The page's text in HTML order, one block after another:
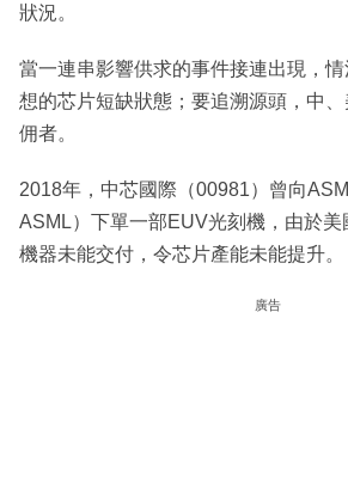
狀況。
當一連串影響供求的事件接連出現，
想的芯片短缺狀態；要追溯源頭，中
佣者。
2018年，中芯國際（00981）曾向
ASML）下單一部EUV光刻機，由於美
機器未能交付，令芯片產能未能提升。
廣告